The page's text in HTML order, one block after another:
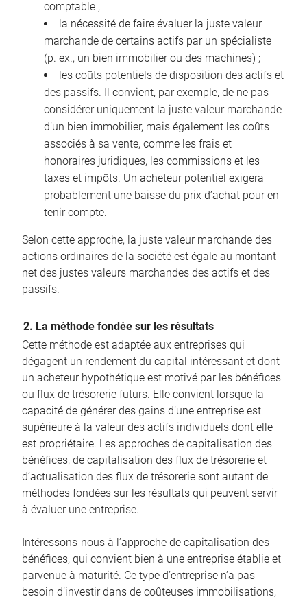
comptable ;
la nécessité de faire évaluer la juste valeur
marchande de certains actifs par un spécialiste
(p. ex., un bien immobilier ou des machines) ;
les coûts potentiels de disposition des actifs et
des passifs. Il convient, par exemple, de ne pas
considérer uniquement la juste valeur marchande
d’un bien immobilier, mais également les coûts
associés à sa vente, comme les frais et
honoraires juridiques, les commissions et les
taxes et impôts. Un acheteur potentiel exigera
probablement une baisse du prix d’achat pour en
tenir compte.
Selon cette approche, la juste valeur marchande des
actions ordinaires de la société est égale au montant
net des justes valeurs marchandes des actifs et des
passifs.
2. La méthode fondée sur les résultats
Cette méthode est adaptée aux entreprises qui
dégagent un rendement du capital intéressant et dont
un acheteur hypothétique est motivé par les bénéfices
ou flux de trésorerie futurs. Elle convient lorsque la
capacité de générer des gains d’une entreprise est
supérieure à la valeur des actifs individuels dont elle
est propriétaire. Les approches de capitalisation des
bénéfices, de capitalisation des flux de trésorerie et
d’actualisation des flux de trésorerie sont autant de
méthodes fondées sur les résultats qui peuvent servir
à évaluer une entreprise.
Intéressons-nous à l’approche de capitalisation des
bénéfices, qui convient bien à une entreprise établie et
parvenue à maturité. Ce type d’entreprise n’a pas
besoin d’investir dans de coûteuses immobilisations,